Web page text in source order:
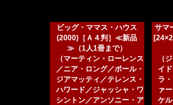
ビッグ・ママス・ハウス
(2000)［Ａ４判］≪新品
≫（1人1冊まで）
（マーティン・ローレンス
／ニア・ロング／ポール・
ジアマッティ／テレンス・
ハワード／ジャッシャ・ワ
シントン／アンソニー・ア
サマ
（
イ
ラ
ァ
ケ